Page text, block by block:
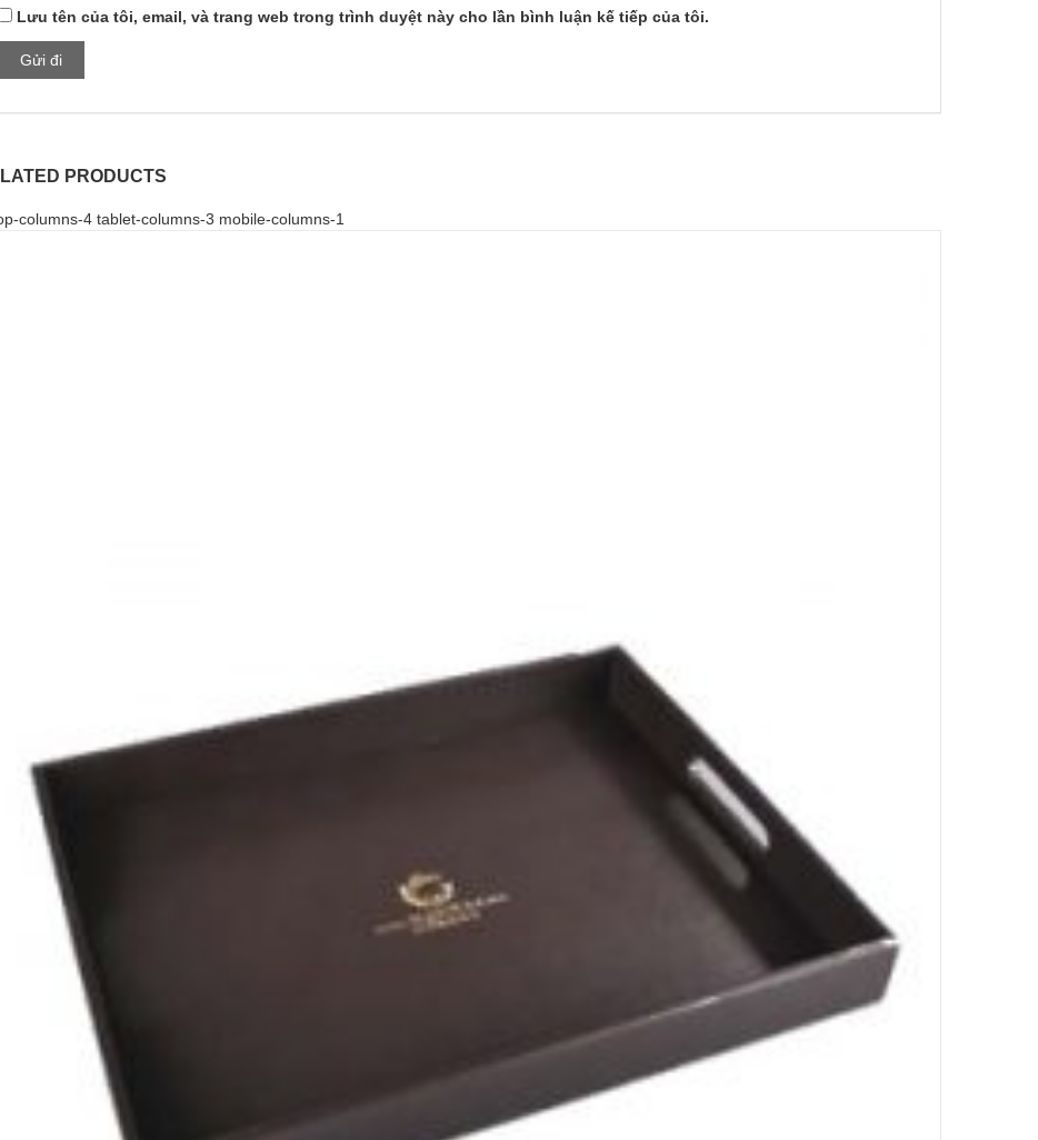
Lưu tên của tôi, email, và trang web trong trình duyệt này cho lần bình luận kế tiếp của tôi.
PRODUCTS
columns-4 tablet-columns-3 mobile-columns-1